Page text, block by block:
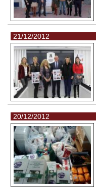
21/12/2012
20/12/2012